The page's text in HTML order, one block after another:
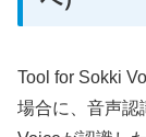
Tool for Sokki
場合に、音声認